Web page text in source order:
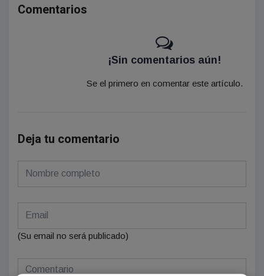
Comentarios
¡Sin comentarios aún!
Se el primero en comentar este artículo.
Deja tu comentario
(Su email no será publicado)